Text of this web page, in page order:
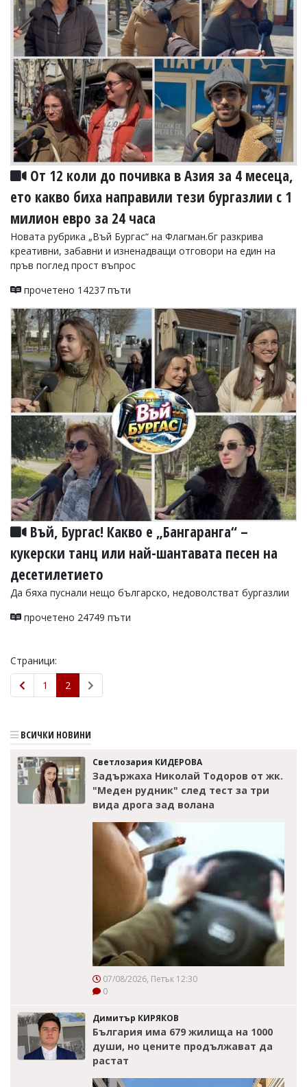
От 12 коли до почивка в Азия за 4 месеца,
ето какво биха направили тези бургазлии с 1
милион евро за 24 часа
Новата рубрика „Въй Бургас“ на Флагман.бг разкрива
креативни, забавни и изненадващи отговори на един на
пръв поглед прост въпрос
прочетено 14237 пъти
Въй, Бургас! Какво е „Бангаранга“ –
кукерски танц или най-шантавата песен на
десетилетието
Да бяха пуснали нещо българско, недоволстват бургазлии
прочетено 24749 пъти
Страници:
1
2
ВСИЧКИ НОВИНИ
Светлозария КИДЕРОВА
Задържаха Николай Тодоров от жк.
"Меден рудник" след тест за три
вида дрога зад волана
07/08/2026, Петък 12:30
0
Димитър КИРЯКОВ
България има 679 жилища на 1000
души, но цените продължават да
растат